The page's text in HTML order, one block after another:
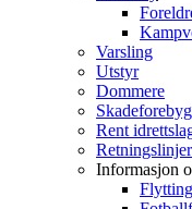
Varsling
Utstyr
Dommere
Rent
Informasjon